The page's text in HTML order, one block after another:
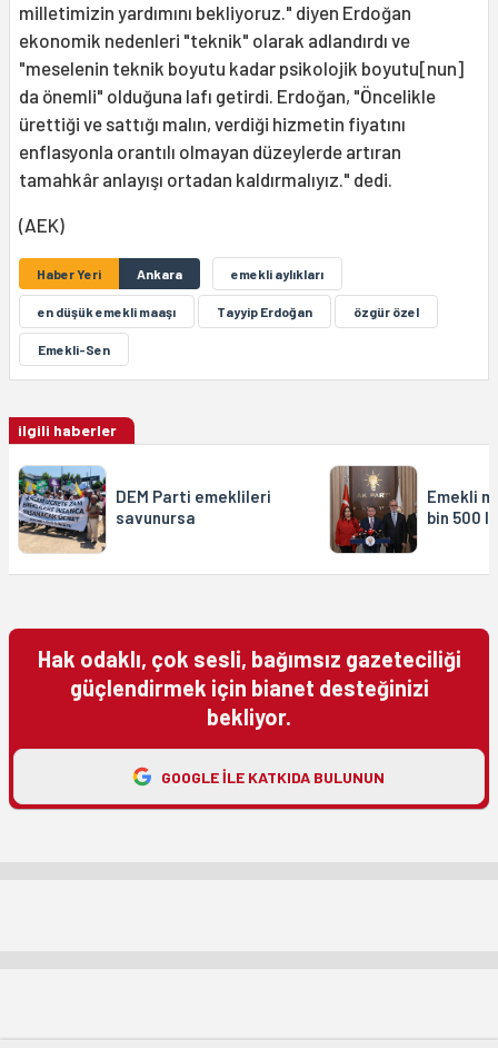
milletimizin yardımını bekliyoruz." diyen Erdoğan
ekonomik nedenleri "teknik" olarak adlandırdı ve
"meselenin teknik boyutu kadar psikolojik boyutu[nun]
da önemli" olduğuna lafı getirdi. Erdoğan, "Öncelikle
ürettiği ve sattığı malın, verdiği hizmetin fiyatını
enflasyonla orantılı olmayan düzeylerde artıran
tamahkâr anlayışı ortadan kaldırmalıyız." dedi.
(AEK)
Haber Yeri Ankara emekli aylıkları
en düşük emekli maaşı Tayyip Erdoğan özgür özel
Emekli-Sen
ilgili haberler
DEM Parti emeklileri
savunursa
Emekli
bin 500
Hak odaklı, çok sesli, bağımsız gazeteciliği
güçlendirmek için bianet desteğinizi
bekliyor.
GOOGLE ILE KATKIDA BULUNUN